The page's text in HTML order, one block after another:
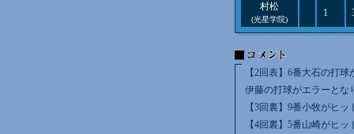
村松
(光星学院)
1
【2回表】6番大石の打
伊藤の打球がエラーとな
【3回裏】9番小牧がヒ
【4回裏】5番山崎がヒ